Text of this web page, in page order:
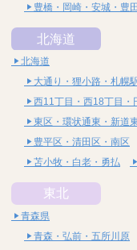
豊橋・岡崎・安城・豊田
北海道
北海道
大通り・狸小路・札幌
西11丁目・西18丁目・
東区・環状通東・新道
豊平区・清田区・南区
苫小牧・白老・勇払
東北
青森県
青森・弘前・五所川原